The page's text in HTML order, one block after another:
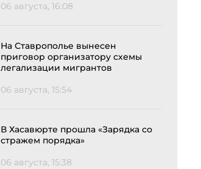
06 августа, 16:08
На Ставрополье вынесен
приговор организатору схемы
легализации мигрантов
06 августа, 15:54
В Хасавюрте прошла «Зарядка со
стражем порядка»
06 августа, 15:38